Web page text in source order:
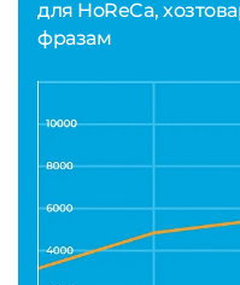
для HoReCa,
фразам